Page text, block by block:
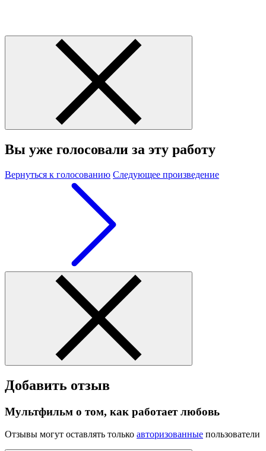
Вы уже голосовали за эту работу
Вернуться к голосованию Следующее произведение
Добавить отзыв
Мультфильм о том, как работает любовь
Отзывы могут оставлять только авторизованные пользователи